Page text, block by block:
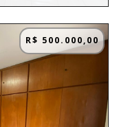
R$ 500.000,00